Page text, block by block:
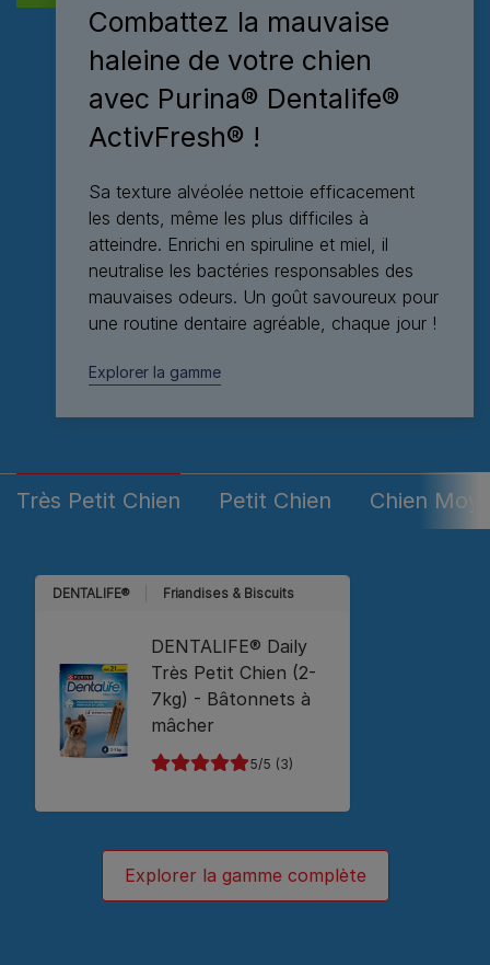
Combattez la mauvaise
haleine de votre chien
avec Purina® Dentalife®
ActivFresh® !
Sa texture alvéolée nettoie efficacement
les dents, même les plus difficiles à
atteindre. Enrichi en spiruline et miel, il
neutralise les bactéries responsables des
mauvaises odeurs. Un goût savoureux pour
une routine dentaire agréable, chaque jour !
Explorer la gamme
Très Petit Chien Petit Chien​ Chien
DENTALIFE® Friandises & Biscuits
DENTALIFE® Daily
Très Petit Chien (2-
7kg) - Bâtonnets à
mâcher
5 (3)
Explorer la gamme complète